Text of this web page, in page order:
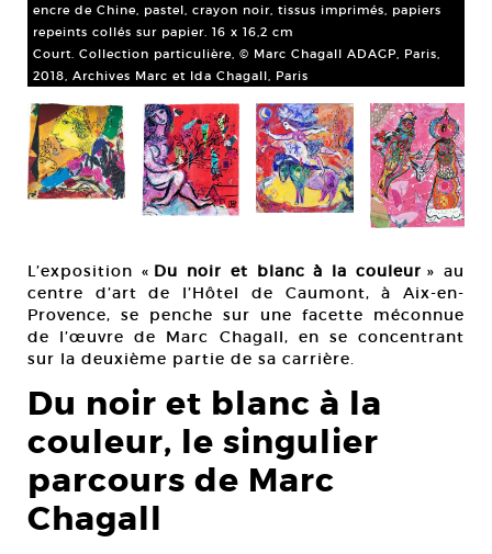
encre de Chine, pastel, crayon noir, tissus imprimés, papiers
repeints collés sur papier. 16 x 16,2 cm
Court. Collection particulière, © Marc Chagall ADAGP, Paris,
2018, Archives Marc et Ida Chagall, Paris
L’exposition « Du noir et blanc à la couleur » au
centre d’art de l’Hôtel de Caumont, à Aix-en-
Provence, se penche sur une facette méconnue
de l’œuvre de Marc Chagall, en se concentrant
sur la deuxième partie de sa carrière.
Du noir et blanc à la
couleur, le singulier
parcours de Marc
Chagall